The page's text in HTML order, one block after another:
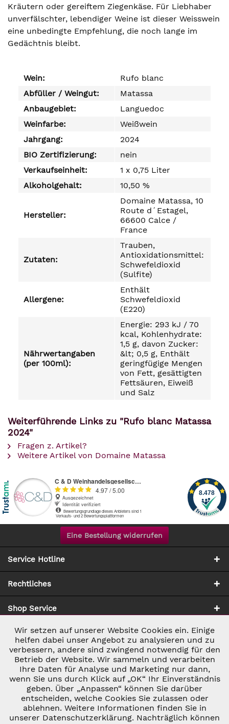
Kräutern oder gereiftem Ziegenkäse. Für Liebhaber
unverfälschter, lebendiger Weine ist dieser Weisswein
eine unbedingte Empfehlung, die noch lange im
Gedächtnis bleibt.
Wein:
Rufo blanc
Abfüller / Weingut:
Matassa
Anbaugebiet:
Languedoc
Weinfarbe:
Weißwein
Jahrgang:
2024
BIO Zertifizierung:
nein
Verkaufseinheit:
1 x 0,75 Liter
Alkoholgehalt:
10,50 %
Hersteller:
Domaine Matassa, 10
Route d´Estagel,
66600 Calce /
France
Zutaten:
Trauben,
Antioxidationsmittel:
Schwefeldioxid
(Sulfite)
Allergene:
Enthält
Schwefeldioxid
(E220)
Nährwertangaben
(per 100ml):
Energie: 293 kJ / 70
kcal, Kohlenhydrate:
1,5 g, davon Zucker:
&lt; 0,5 g, Enthält
geringfügige Mengen
von Fett, gesättigten
Fettsäuren, Eiweiß
und Salz
Weiterführende Links zu "Rufo blanc Matassa
2024"
Fragen z. Artikel?
Weitere Artikel von Domaine Matassa
Eine Bestellung widerrufen
Service Hotline
Rechtliches
Shop Service
Zahlung & Versand
* ALLE PREISE INKL. GESETZL. UMSATZSTEUER ZZGL.
VERSANDKOSTEN UND GGF. NACHNAHMEGEBÜHREN, WENN NICHT
Notwendig Aktiv
Marketing Inaktiv
Tracking Inaktiv
Wir setzen auf unserer Website Cookies ein. Einige
helfen dabei unser Angebot zu analysieren und zu
verbessern, andere sind zwingend notwendig für den
Betrieb der Website. Wir sammeln und verarbeiten
Ihre Daten für Analyse und Marketing nur dann,
wenn Sie uns durch Klick auf „OK“ Ihr Einverständnis
geben. Über „Anpassen“ können Sie darüber
entscheiden, welche Cookies Sie zulassen oder
ablehnen. Weitere Informationen finden Sie in
unserer Datenschutzerklärung. Nachträglich können